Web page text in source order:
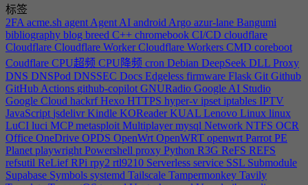
标签
2FA acme.sh agent Agent AI android Argo azur-lane Bangumi
bibliography blog breed C++ chromebook CI/CD cloudflare
Cloudflare Cloudflare WorkerCloudflare Workers CMD coreboot
Coudflare CPU超频 CPU降频 cron Debian DeepSeek DLL Proxy
DNS DNSPod DNSSEC Docs Edgeless firmware Flask Git Github
GitHub Actions github-copilot GNURadio Google AI Studio
Google Cloud hackrfHexo HTTPS hyper-v ipset iptables IPTV
JavaScript jsdelivrKindle KOReaderKUAL Lenovo Linux linux
LuCI luci MCPmetasploit Multiplayermysql Network NTFS OCR
Office OneDrive OPDS OpenWrt OpenWRT openwrt Parrot PE
Planet playwright Powershell proxy Python R3G ReFS REFS
refsutil ReLiefRPi rpy2 rtl9210 Serverless service SSL Submodule
Supabase Symbols systemd Tailscale Tampermonkey Tavily